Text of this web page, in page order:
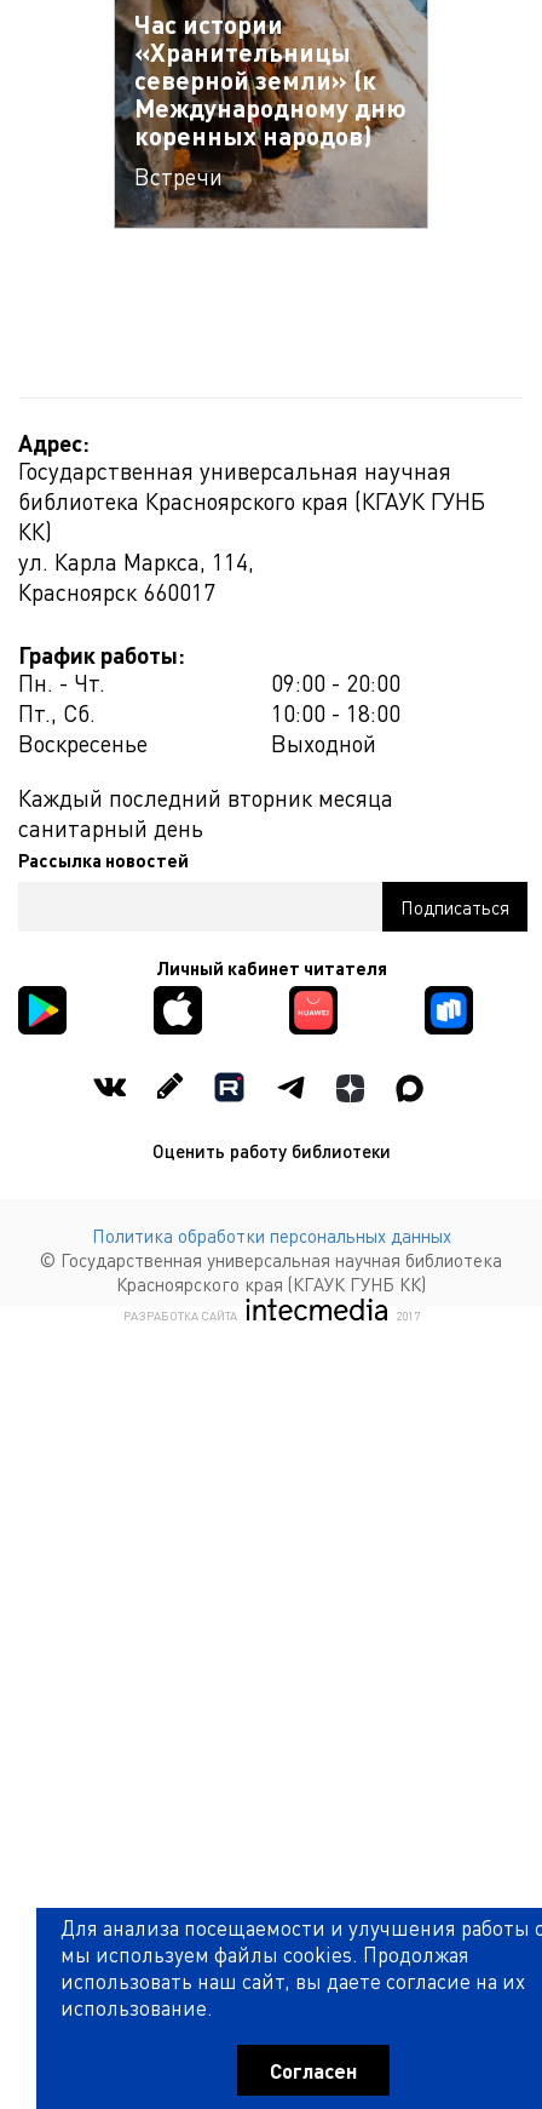
Час истории
«Хранительницы
северной земли» (к
Международному дню
коренных народов)
Встречи
Адрес:
Государственная универсальная научная
библиотека Красноярского края (КГАУК ГУНБ
КК)
ул. Карла Маркса, 114,
Красноярск 660017
График работы:
Пн. - Чт.
09:00 - 20:00
Пт., Сб.
10:00 - 18:00
Воскресенье
Выходной
Каждый последний вторник месяца
санитарный день
Рассылка новостей
Личный кабинет читателя
Оценить работу библиотеки
Политика обработки персональных данных
© Государственная универсальная научная библиотека
Красноярского края (КГАУК ГУНБ КК)
РАЗРАБОТКА САЙТА КОМПАНИЯ ИНТЕКМЕДИА
2017
Для анализа посещаемости и улучшения работы
мы используем файлы cookies. Продолжая
использовать наш сайт, вы даете согласие на их
использование.